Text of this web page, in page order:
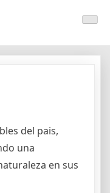
y el caribe
del pais,
una
en sus